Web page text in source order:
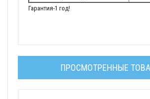
Гарантия-1 год!
ПРОСМОТРЕННЫЕ